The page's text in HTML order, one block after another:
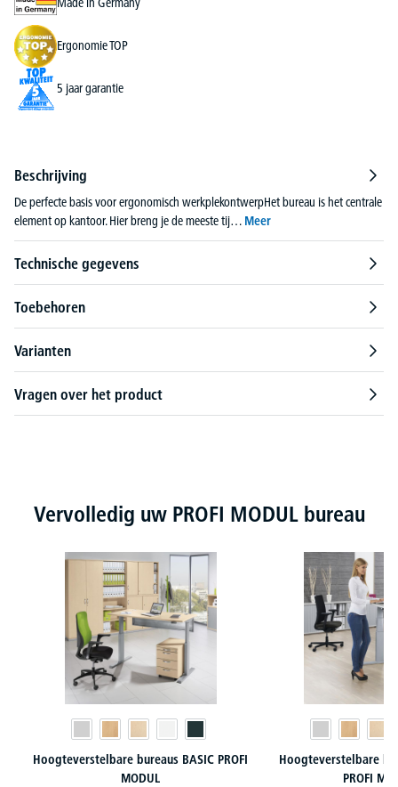
Ergonomie TOP
5 jaar garantie
Beschrijving
De perfecte basis voor ergonomisch werkplekontwerpHet bureau is het centrale
element op kantoor. Hier breng je de meeste tij… Meer
Technische gegevens
Toebehoren
Varianten
Vragen over het product
Productgalerij overslaan
Vervolledig uw PROFI MODUL bureau
Hoogteverstelbare bureaus BASIC PROFI
MODUL
Hoogteverstelbare
PROFI